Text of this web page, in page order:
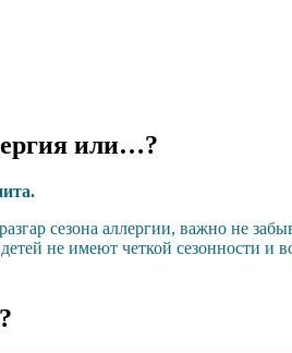
или…?
сезона аллергии, важно не
не имеют четкой сезонности и